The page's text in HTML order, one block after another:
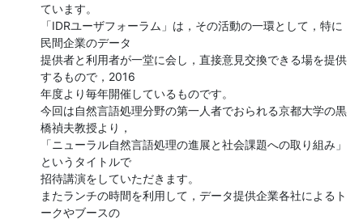
ています。
「IDRユーザフォーラム」は，その活動の一環として，特に
民間企業のデータ
提供者と利用者が一堂に会し，直接意見交換できる場を提供
するもので，2016
年度より毎年開催しているものです。
今回は自然言語処理分野の第一人者でおられる京都大学の黒
橋禎夫教授より，
「ニューラル自然言語処理の進展と社会課題への取り組み」
というタイトルで
招待講演をしていただきます。
またランチの時間を利用して，データ提供企業各社によるト
ークやブースの